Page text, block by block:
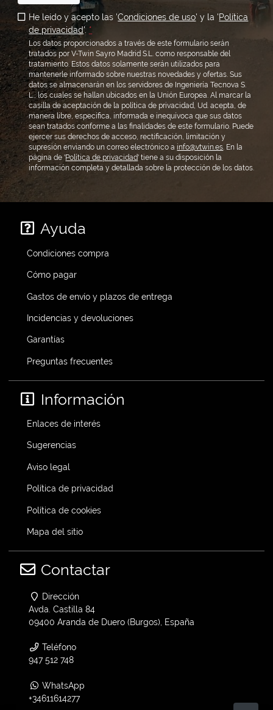
He leído y acepto las 'Condiciones de uso' y la 'Política
de privacidad'. *
Los datos proporcionados a través de este formulario serán
tratados por V-Twin Sayro Madrid S.L. como responsable del
tratamiento. Estos datos solamente serán utilizados para
mantenerle informado sobre nuestras novedades y ofertas. Sus
datos se almacenarán en los servidores de Ingeniería Tecnova S.
L., los cuales se hallan ubicados en la Unión Europea. Al marcar la
casilla de aceptación de la política de privacidad, Ud. acepta, de
manera libre, específica, informada e inequívoca que sus datos
sean tratados conforme a las finalidades de este formulario. Puede
ejercer sus derechos de acceso, rectificación, limitación y
supresión enviando un correo electrónico a info@vtwin.es. En la
página de 'Política de privacidad' tiene a su disposición la
información completa y detallada sobre la protección de los datos.
Ayuda
Condiciones compra
Cómo pagar
Gastos de envío y plazos de entrega
Incidencias y devoluciones
Garantías
Preguntas frecuentes
Información
Enlaces de interés
Sugerencias
Aviso legal
Política de privacidad
Política de cookies
Mapa del sitio
Contactar
Dirección
Avda. Castilla 84
09400 Aranda de Duero (Burgos), España
Teléfono
947 512 748
WhatsApp
+34611614277